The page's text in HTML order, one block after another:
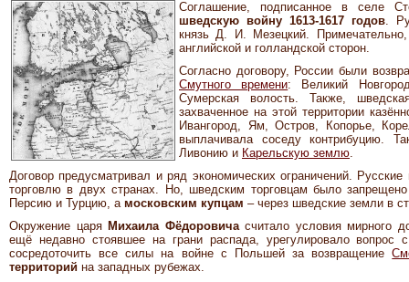
Соглашение, подписанное в селе
шведскую войну 1613-1617 годов.
князь Д. И. Мезецкий.
английской и голландской сторон.
Согласно договору, России были
Смутного времени: Великий
Сумерская волость. Также,
захваченное на этой территории
Ивангород, Ям, Остров, Копорье,
выплачивала соседу контрибуцию.
Ливонию и Карельскую землю.
Договор предусматривал и ряд экономических ограничений.
торговлю в двух странах. Но, шведским торговцам было
Персию и Турцию, а московским купцам – через шведские земли в
Окружение царя Михаила Фёдоровичасчитало условия мирного
ещё недавно стоявшее на грани распада, урегулировало вопрос
сосредоточить все силы на войне с Польшей за возвращение
территорий на западных рубежах.